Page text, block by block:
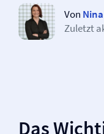
Von
Zuletzt
Das